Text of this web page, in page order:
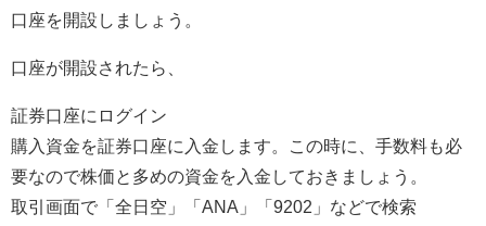
口座を開設しましょう。
口座が開設されたら、
証券口座にログイン
購入資金を証券口座に入金します。この時に、手数料も必
要なので株価と多めの資金を入金しておきましょう。
取引画面で「全日空」「ANA」「9202」などで検索